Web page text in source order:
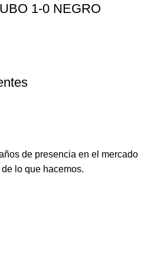
1-0 NEGRO
de presencia en el mercado
lo que hacemos.